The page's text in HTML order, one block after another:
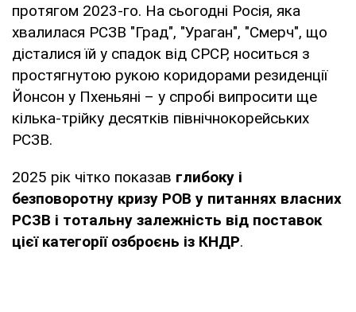
протягом 2023-го. На сьогодні Росія, яка
хвалилася РСЗВ "Град", "Ураган", "Смерч", що
дісталися їй у спадок від СРСР, носиться з
простягнутою рукою коридорами резиденції
Йонсон у Пхеньяні – у спробі випросити ще
кілька-трійку десятків північнокорейських
РСЗВ.
2025 рік чітко показав глибоку і
безповоротну кризу РОВ у питаннях власних
РСЗВ і тотальну залежність від поставок
цієї категорії озброєнь із КНДР.